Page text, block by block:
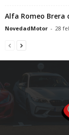
Alfa Romeo Brera
NovedadMotor - 28